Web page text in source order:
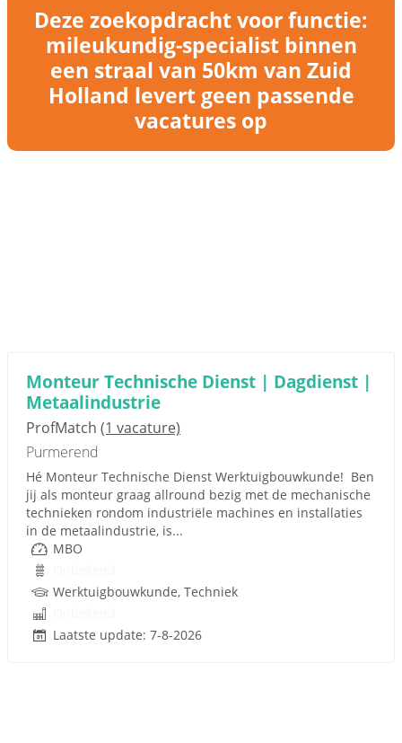
Deze zoekopdracht voor functie:
mileukundig-specialist binnen
een straal van 50km van Zuid
Holland levert geen passende
vacatures op
Monteur Technische Dienst | Dagdienst |
Metaalindustrie
ProfMatch (1 vacature)
Purmerend
Hé Monteur Technische Dienst Werktuigbouwkunde! Ben
jij als monteur graag allround bezig met de mechanische
technieken rondom industriële machines en installaties
in de metaalindustrie, is...
MBO
Werktuigbouwkunde, Techniek
Laatste update: 7-8-2026